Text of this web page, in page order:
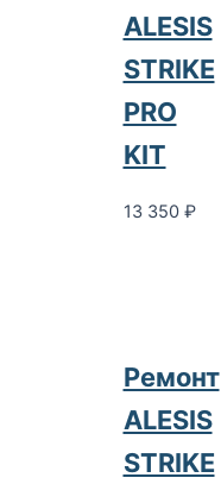
ALESIS
STRIKE
PRO
KIT
13 350 ₽
Ремонт
ALESIS
STRIKE